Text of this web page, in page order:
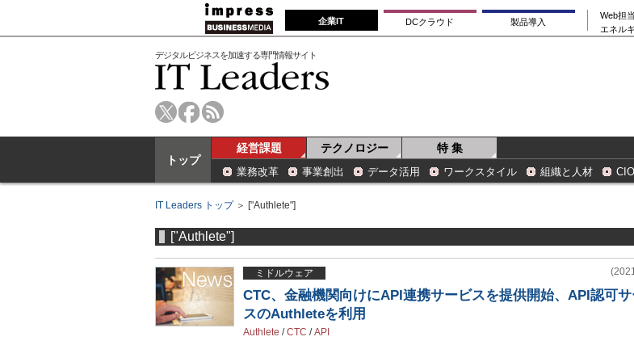
企業IT DCクラウド 製品導入
Web担
エネル
デジタルビジネスを加速する専門情報サイト
トップ
経営課題 テクノロジー 特 集
業務改革 事業創出 データ活用 ワークスタイル 組織と人材
IT Leaders トップ＞ ["Authlete"]
["Authlete"]
ミドルウェア
CTC、金融機関向けにAPI連携サービスを提供開始、API認可
スのAuthleteを利用
Authlete /CTC /API